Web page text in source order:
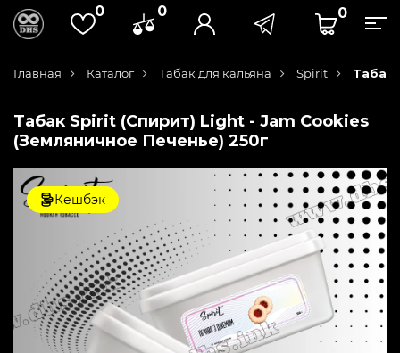
0 0 0
Главная Каталог Табак для кальяна Spirit Табак
Табак Spirit (Спирит) Light - Jam Сookies
(Земляничное Печенье) 250г
Кешбэк